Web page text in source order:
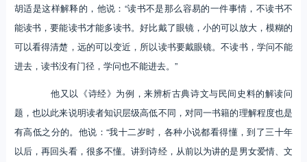
胡适是这样解释的，他说：“读书不是那么容易的一件事情，不读书不
能读书，要能读书才能多读书。好比戴了眼镜，小的可以放大，模糊的
可以看得清楚，远的可以变近，所以读书要戴眼镜。不读书，学问不能
进去，读书没有门径，学问也不能进去。”
他又以《诗经》为例，来辨析古典诗文与民间史料的解读问
题，也以此来说明读者知识层级高低不同，对同一书籍的理解程度也是
有高低之分的。他说：“我十二岁时，各种小说都看得懂，到了三十年
以后，再回头看，很多不懂。讲到诗经，从前以为讲的是男女爱情、文